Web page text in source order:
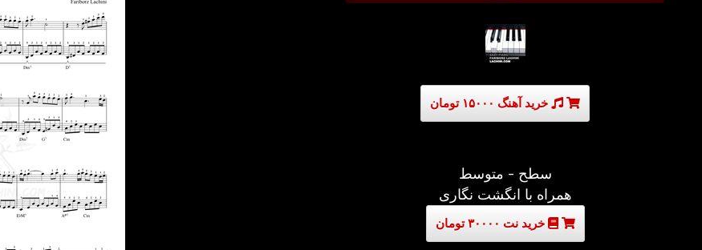
خرید آهنگ ۱۵۰۰۰ تومان
سطح - متوسط
همراه با انگشت نگاری
خرید نت ۳۰۰۰۰ تومان